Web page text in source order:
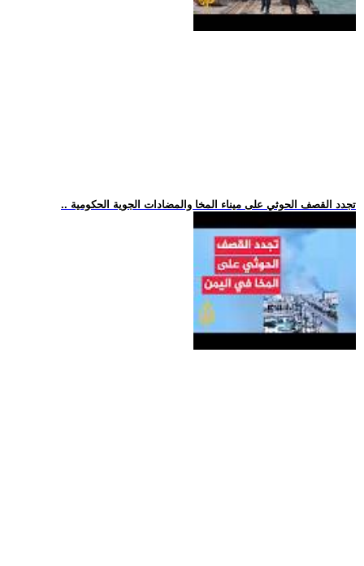
.. تجدد القصف الحوثي على ميناء المخا والمضادات الجوية الحكومية